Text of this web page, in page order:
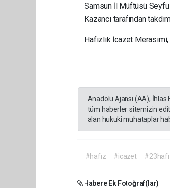
Samsun İl Müftüsü
Kazancı tarafından
Hafızlık İcazet
Anadolu Ajansı (AA), İhlas
tüm haberler, sitemizin
alan hukuki muhataplar
#hafız #icazet
Habere Ek Fotoğraf(lar)